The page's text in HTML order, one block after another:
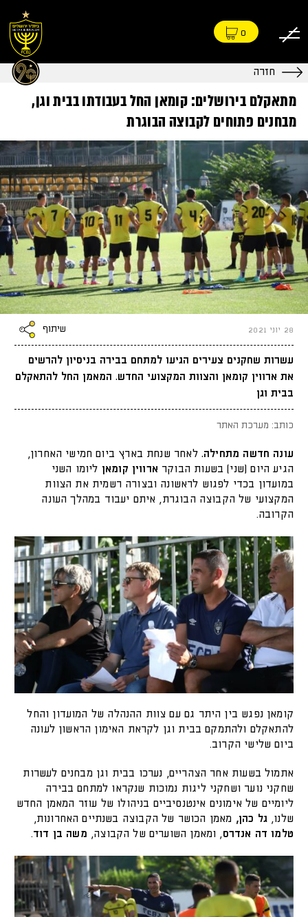
0
חזרה
מתאקלם בירושלים: קומאן החל בעבודתו בבית וגן,
מבחנים פתוחים לקבוצה הבוגרת
28 יוני 2021 שיתוף
עשרות שחקנים צעירים הגיעו למתחם בבירה בניסיון להרשים
את ארווין קומאן והצוות המקצועי החדש. המאמן החל להתאקלם
בבית וגן
כותב: מערכת האתר
עונה חדשה מתחילה.לאחר שנחת בארץ ביום חמישי האחרון,
הגיע היום (שני) בשעות הבוקר ארווין קומאן ליומו השני
במועדון בכדי לפגוש לראשונה ובצורה רשמית את הצוות
המקצועי של הקבוצה הבוגרת, איתם יעבוד במהלך העונה
הקרובה.
קומאן נפגש בין היתר גם עם צוות ההנהלה של המועדון והחל
להתאקלם ולהתמקם בבית וגן לקראת האימון הראשון לעונה
ביום שלישי הקרוב.
אתמול בשעות אחר הצהריים, נערכו בבית וגן מבחנים לעשרות
שחקני נוער ושחקני ליגות נמוכות שנקראו למתחם בבירה
ליומיים של אימונים אינטנסיביים בניהולו של עוזר המאמן החדש
שלנו,גל כהן, מאמן הכושר של הקבוצה בשנתיים האחרונות,
טלמו דה אנדרס, ומאמן השוערים של הקבוצה, משה בן דוד.